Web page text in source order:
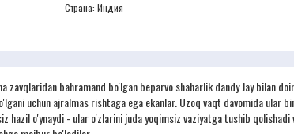
Страна: Индия
zavqlaridan bahramand bo'lgan beparvo shaharlik dandy Jay bilan
uchun ajralmas rishtaga ega ekanlar. Uzoq vaqt davomida
hazil o'ynaydi - ular o'zlarini juda yoqimsiz vaziyatga tushib